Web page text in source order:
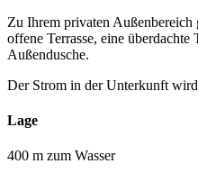
Zu Ihrem privaten Außenbereich
offene Terrasse, eine
Außendusche.
Der Strom in der Unterkunft
Lage
400 m zum Wasser